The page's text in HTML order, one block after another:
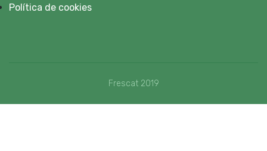
Política de cookies
Frescat 2019